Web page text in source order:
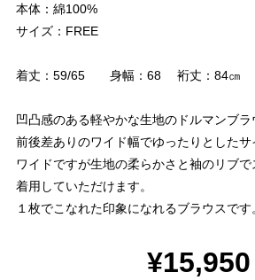
本体：綿100%
サイズ：FREE
着丈：59/65 身幅：68 裄丈：84㎝
凹凸感のある軽やかな生地のドルマンブラ
前後差ありのワイド幅でゆったりとしたサ
ワイドですが生地の柔らかさと袖のリブで
着用していただけます。
１枚でこなれた印象になれるブラウスです
¥15,950